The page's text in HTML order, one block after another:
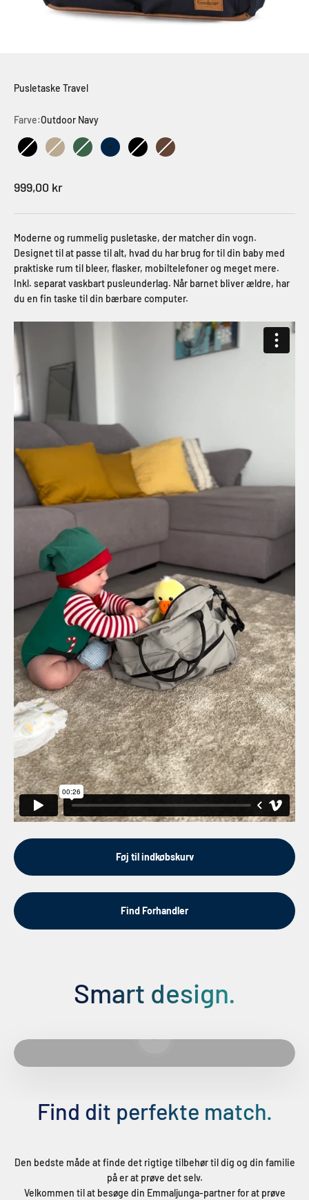
Pusletaske Travel
Farve:Outdoor Navy
Urban BlackUrban DuneUrban GreenOutdoor Navy
Outdoor BlackOutdoor Brown
Salgspris
999,00 kr
Moderne og rummelig pusletaske, der matcher din vogn.
Designet til at passe til alt, hvad du har brug for til din baby med
praktiske rum til bleer, flasker, mobiltelefoner og meget mere.
Inkl. separat vaskbart pusleunderlag. Når barnet bliver ældre, har
du en fin taske til din bærbare computer.
Føj til indkøbskurv
Find Forhandler
Smart design.
Find dit perfekte match.
Den bedste måde at finde det rigtige tilbehør til dig og din familie
på er at prøve det selv.
Velkommen til at besøge din Emmaljunga-partner for at prøve